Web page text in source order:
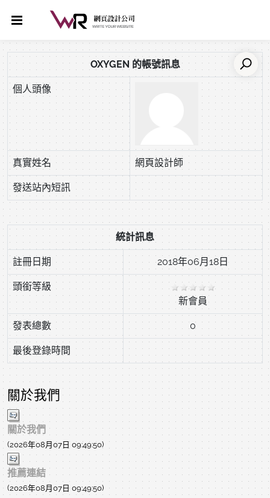
OXYGEN 的帳號訊息
個人頭像
真實姓名 網頁設計師
發送站內短訊
統計訊息
註冊日期 2018年06月18日
頭銜等級
新會員
發表總數 0
最後登錄時間
關於我們
關於我們
(2026年08月07日 09:49:50)
推薦連結
(2026年08月07日 09:49:50)